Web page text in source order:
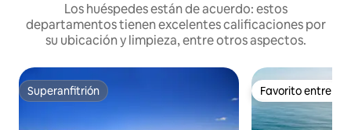
Los huéspedes están de acuerdo: estos
departamentos tienen excelentes calificaciones por
su ubicación y limpieza, entre otros aspectos.
Superanfitrión
Superanfitrión Favorito entre
Favorito entre